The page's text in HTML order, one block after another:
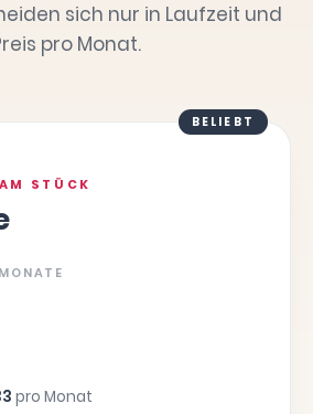
sich nur in Laufzeit und
pro Monat.
BELIEBT
STÜCK
pro Monat